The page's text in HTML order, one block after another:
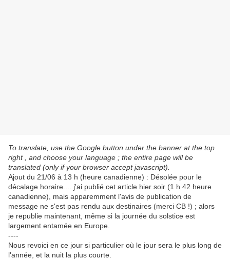
To translate, use the Google button under the banner at the top
right , and choose your language ; the entire page will be
translated (only if your browser accept javascript).
Ajout du 21/06 à 13 h (heure canadienne) : Désolée pour le
décalage horaire.... j'ai publié cet article hier soir (1 h 42 heure
canadienne), mais apparemment l'avis de publication de
message ne s'est pas rendu aux destinaires (merci CB !) ; alors
je republie maintenant, même si la journée du solstice est
largement entamée en Europe.
----
Nous revoici en ce jour si particulier où le jour sera le plus long de
l'année, et la nuit la plus courte.